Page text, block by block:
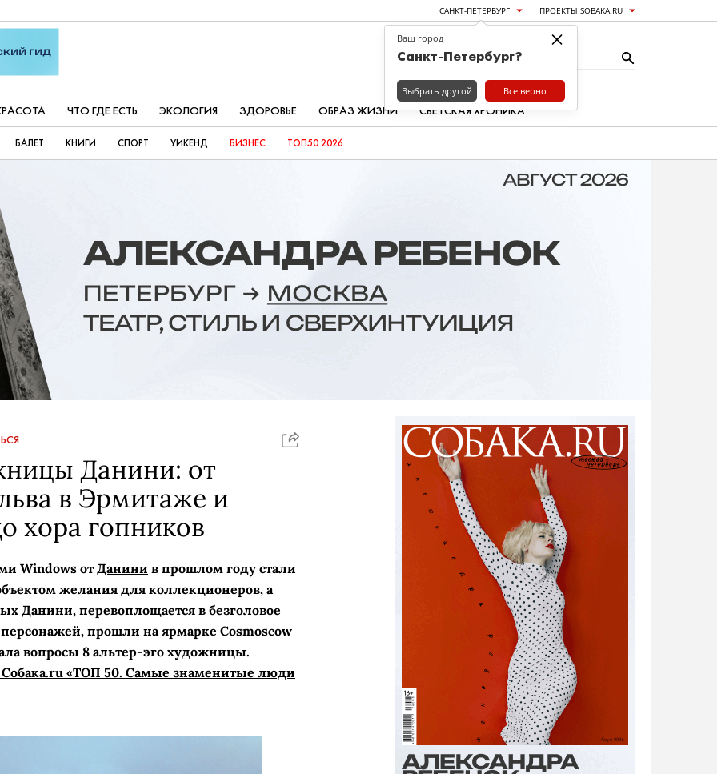
САНКТ-ПЕТЕРБУРГ ПРОЕКТЫ SOBAKA.RU
ЧТО ГДЕ ЕСТЬ ЭКОЛОГИЯ ЗДОРОВЬЕ ОБРАЗ ЖИЗНИ СВЕТСКАЯ ХРОНИКА
БАЛЕТ КНИГИ СПОРТ УИКЕНД БИЗНЕС ТОП50 2026
Данини: от
в Эрмитаже и
хора гопников
Windows отДанини в прошлом году стали
желания для коллекционеров, а
Данини, перевоплощается в безголовое
прошли на ярмарке Cosmoscow
вопросы 8 альтер-эго художницы.
«ТОП 50. Самые знаменитые люди
×
Ваш город
Санкт-Петербург?
Выбрать другой Все верно